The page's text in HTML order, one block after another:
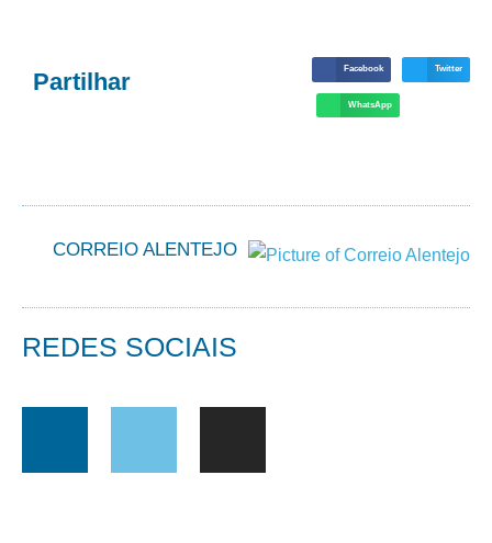
Partilhar Facebook Twitter
WhatsApp
CORREIO ALENTEJO
REDES SOCIAIS